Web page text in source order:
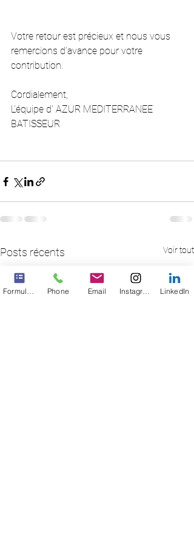
Votre retour est précieux et nous vous
remercions d’avance pour votre
contribution.
Cordialement,
L’équipe d' AZUR MEDITERRANEE
BATISSEUR
Posts récents Voir tout
Phone Email LinkedIn